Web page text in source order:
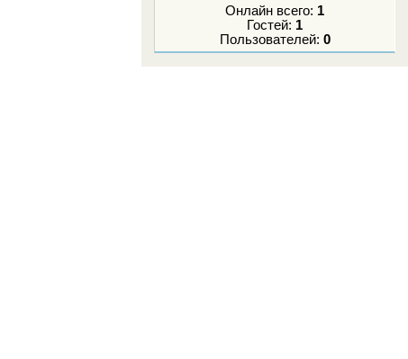
Онлайн всего: 1
Гостей: 1
Пользователей: 0